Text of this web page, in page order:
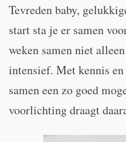
Tevreden baby,
start sta je er samen
weken samen niet
intensief. Met kennis
samen een zo goed
voorlichting draagt